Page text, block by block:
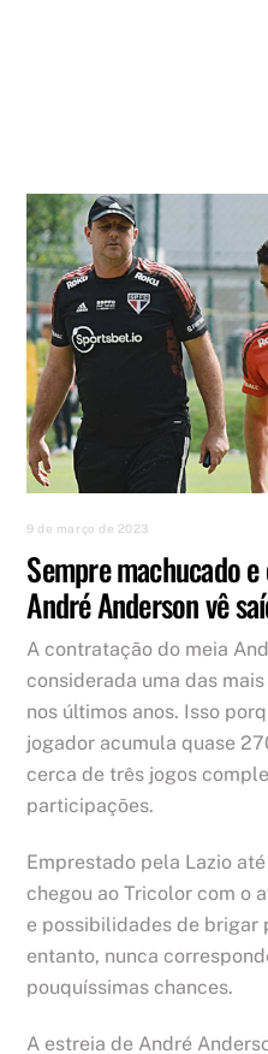
9 de março de 2023
Sempre machucado
André Anderson vê
A contratação do meia
considerada uma das
nos últimos anos. Isso
jogador acumula quase
cerca de três jogos
participações.
Emprestado pela Lazio
chegou ao Tricolor com o
e possibilidades de brigar
entanto, nunca
pouquíssimas chances.
A estreia de André